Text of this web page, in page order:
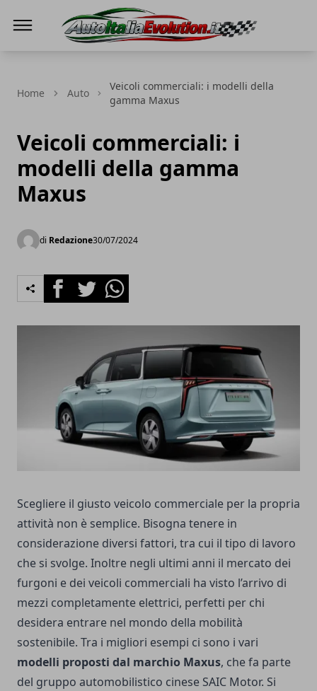
Home Auto
Veicoli commerciali: i modelli della
gamma Maxus
Veicoli commerciali: i
modelli della gamma
Maxus
di Redazione30/07/2024
FacebookTwitterWhatsapp
Scegliere il giusto veicolo commerciale per la propria
attività non è semplice. Bisogna tenere in
considerazione diversi fattori, tra cui il tipo di lavoro
che si svolge. Inoltre negli ultimi anni il mercato dei
furgoni e dei veicoli commerciali ha visto l’arrivo di
mezzi completamente elettrici, perfetti per chi
desidera entrare nel mondo della mobilità
sostenibile. Tra i migliori esempi ci sono i vari
modelli proposti dal marchio Maxus, che fa parte
del gruppo automobilistico cinese SAIC Motor. Si